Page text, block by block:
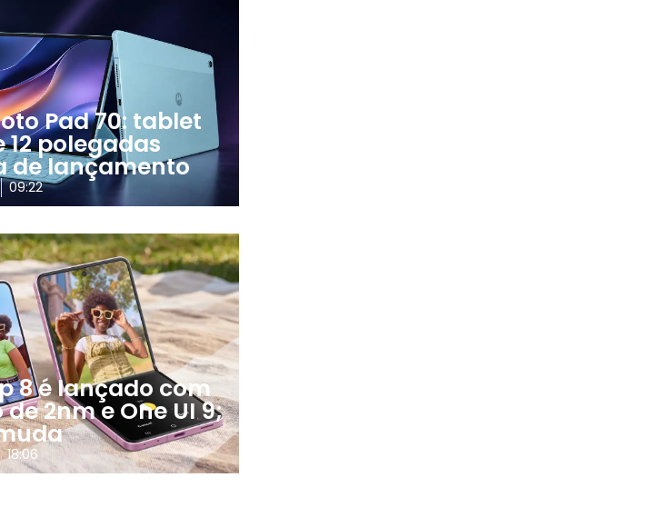
Pad 70: tablet
polegadas
de lançamento
09:22
8 é lançado com
2nm e One UI 9;
18:06